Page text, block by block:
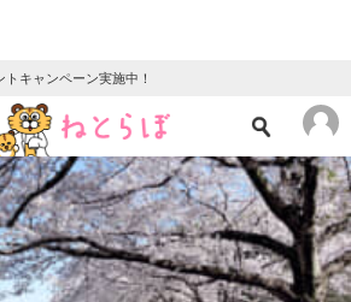
キャンペーン実施中！
ニュース
クイズ
地域